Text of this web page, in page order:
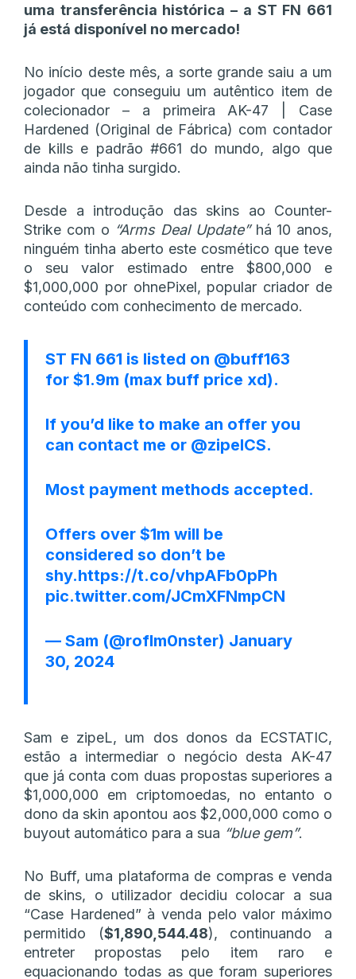
uma transferência histórica – a ST FN 661
já está disponível no mercado!
No início deste mês, a sorte grande saiu a um
jogador que conseguiu um autêntico item de
colecionador – a primeira AK-47 | Case
Hardened (Original de Fábrica) com contador
de kills e padrão #661 do mundo, algo que
ainda não tinha surgido.
Desde a introdução das skins ao Counter-
Strike com o “Arms Deal Update” há 10 anos,
ninguém tinha aberto este cosmético que teve
o seu valor estimado entre $800,000 e
$1,000,000 por ohnePixel, popular criador de
conteúdo com conhecimento de mercado.
ST FN 661 is listed on @buff163
for $1.9m (max buff price xd).
If you’d like to make an offer you
can contact me or @zipelCS.
Most payment methods accepted.
Offers over $1m will be
considered so don’t be
shy.https://t.co/vhpAFb0pPh
pic.twitter.com/JCmXFNmpCN
— Sam (@roflm0nster) January
30, 2024
Sam e zipeL, um dos donos da ECSTATIC,
estão a intermediar o negócio desta AK-47
que já conta com duas propostas superiores a
$1,000,000 em criptomoedas, no entanto o
dono da skin apontou aos $2,000,000 como o
buyout automático para a sua “blue gem”.
No Buff, uma plataforma de compras e venda
de skins, o utilizador decidiu colocar a sua
“Case Hardened” à venda pelo valor máximo
permitido ($1,890,544.48), continuando a
entreter propostas pelo item raro e
equacionando todas as que foram superiores